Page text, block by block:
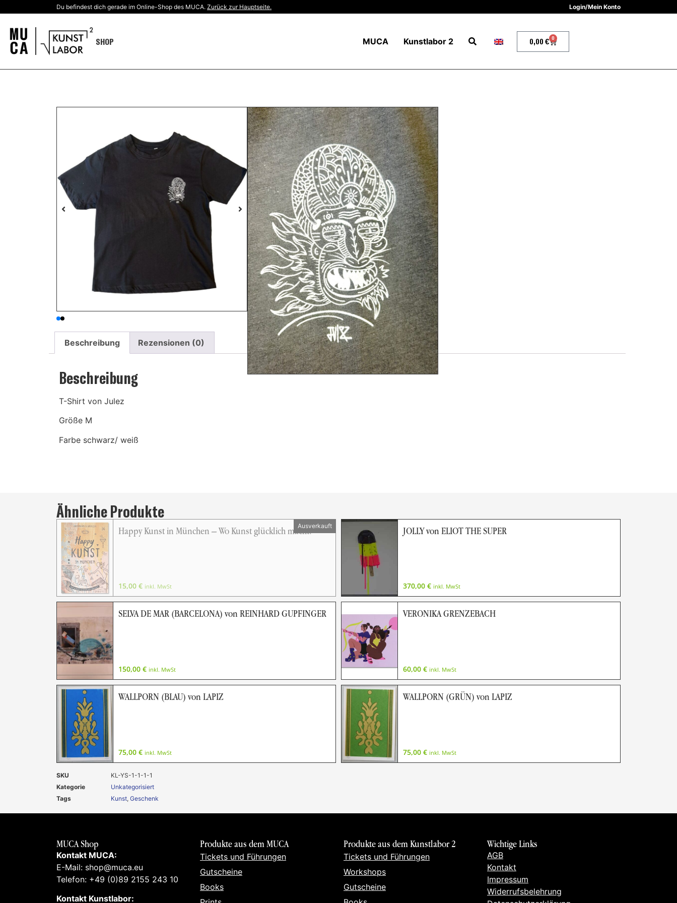
Du befindest dich gerade im Online-Shop des MUCA. Zurück zur Hauptseite. Login/Mein Konto
SHOP MUCA Kunstlabor 2 0,00 € 0
Start/Unkategorisiert/ T-SHIRT (M) von JULEZ
T-SHIRT (M) von JULEZ
35,00€ inkl. MwSt
zzgl.Versandkosten
Größe M
Farbe schwarz/ weiß
Nur noch 3 vorrätig
IN DEN WARENKORB
Beschreibung Rezensionen (0)
Beschreibung
T-Shirt von Julez
Größe M
Farbe schwarz/ weiß
Ähnliche Produkte
Happy Kunst in München – Wo Kunst glücklich macht!
15,00 € inkl. MwSt
JOLLY von ELIOT THE SUPER
370,00 € inkl. MwSt
SELVA DE MAR (BARCELONA) von REINHARD GUPFINGER
150,00 € inkl. MwSt
VERONIKA GRENZEBACH
60,00 € inkl. MwSt
WALLPORN (BLAU) von LAPIZ
75,00 € inkl. MwSt
WALLPORN (GRÜN) von LAPIZ
75,00 € inkl. MwSt
SKU
KL-YS-1-1-1-1
Kategorie
Unkategorisiert
Tags
Kunst, Geschenk
MUCA Shop
Kontakt MUCA:
E-Mail: shop@muca.eu
Telefon: +49 (0)89 2155 243 10
Kontakt Kunstlabor:
Produkte aus dem MUCA
Tickets und Führungen
Gutscheine
Books
Produkte aus dem Kunstlabor 2
Tickets und Führungen
Workshops
Gutscheine
Wichtige Links
AGB
Kontakt
Impressum
Widerrufsbelehrung